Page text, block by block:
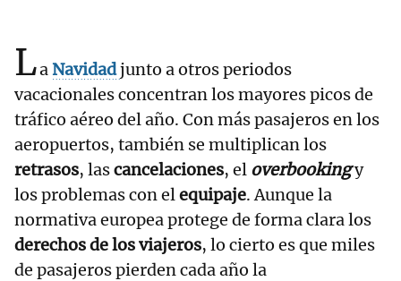
La Navidadjunto a otros periodos
vacacionales concentran los mayores picos de
tráfico aéreo del año. Con más pasajeros en los
aeropuertos, también se multiplican los
retrasos, lascancelaciones, el overbookingy
los problemas con elequipaje. Aunque la
normativa europea protege de forma clara los
derechos de los viajeros, lo cierto es que miles
de pasajeros pierden cada año la